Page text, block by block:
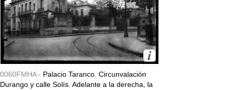
0060FMHA - Palacio Taranco. Circunvalación
Durango y calle Solís. Adelante a la derecha, la